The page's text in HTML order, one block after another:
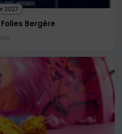
2027
Bergère